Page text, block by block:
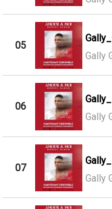
05
Gally
06
Gally
07
Gally_
Gally